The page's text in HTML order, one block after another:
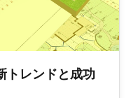
トレンドと成功